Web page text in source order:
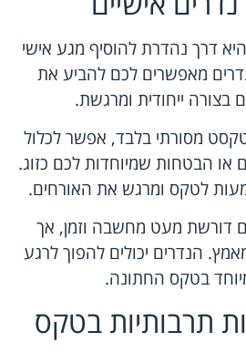
דרך נהדרת להוסיף מגע אישי
מאפשרים לכם להביע את
ייחודית ומרגשת.
מסורתי בלבד, אפשר לכלול
או הבטחות שמיוחדות לכם כזוג.
לטקס ומרגש את האורחים.
דורשת מעט מחשבה וזמן, אך
הנדרים יכולים להפוך לרגע
בטקס החתונה.
תרבותיות בטקס